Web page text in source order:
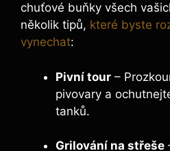
chuťové ‍buňky všech
několik ⁤tipů, které byste
vynechat:
Pivní tour –
pivovary a
tanků.
Grilování‍ na střeše